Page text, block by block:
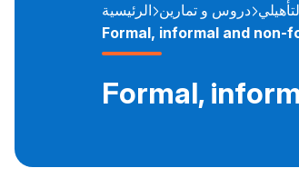
الرئيسية دروس و تمارين
Formal, informal and non-
Formal,